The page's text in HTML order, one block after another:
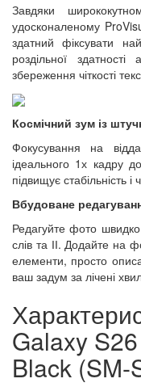
Завдяки
удосконаленому
здатний фіксувати
роздільної
збереження чіткості
Космічний зум із
Фокусування на
ідеального 1х кадру
підвищує стабільність і
Вбудоване
Редагуйте фото
слів та ІІ. Додайте на
елементи, просто
ваш задум за лічені
Galaxy
Black (SM-